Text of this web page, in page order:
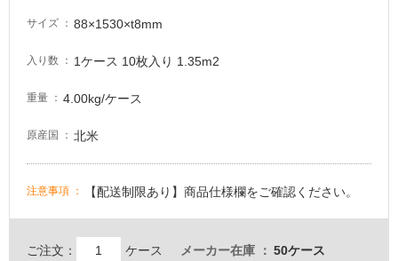
サイズ 88×1530×t8mm
入り数 1ケース 10枚入り 1.35m2
重量 4.00kg/ケース
原産国 北米
注意事項 【配送制限あり】商品仕様欄をご確認ください。
ご注文： ケース メーカー在庫 50ケース
し
い
が
が